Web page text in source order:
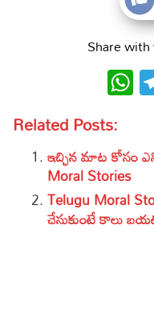
Share
Related Posts:
ఇచ్చిన మాట కోసం
Moral Stories
Telugu Moral
చేసుకుంటే కాలు